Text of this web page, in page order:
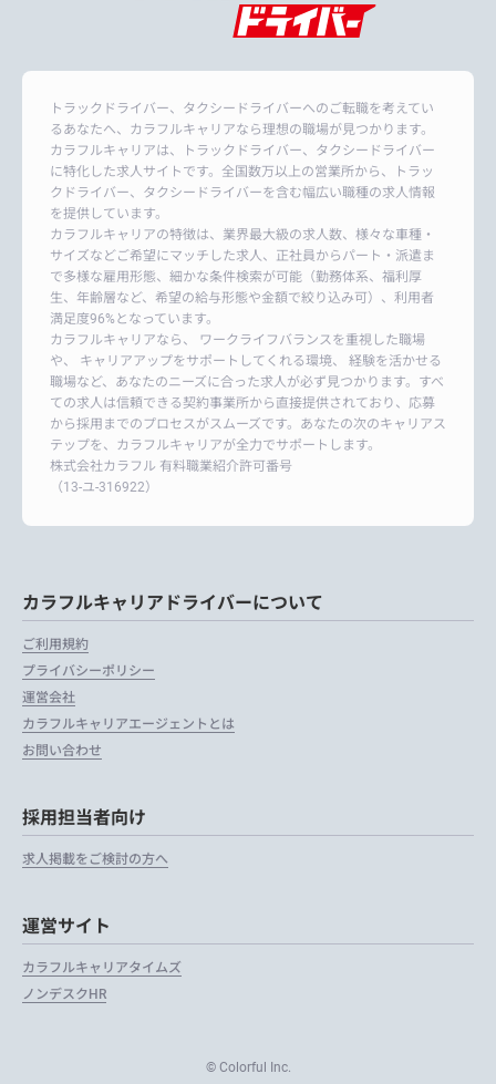
トラックドライバー、タクシードライバーへのご転職を考えてい
るあなたへ、カラフルキャリアなら理想の職場が見つかります。
カラフルキャリアは、トラックドライバー、タクシードライバー
に特化した求人サイトです。全国数万以上の営業所から、トラッ
クドライバー、タクシードライバーを含む幅広い職種の求人情報
を提供しています。
カラフルキャリアの特徴は、業界最大級の求人数、様々な車種・
サイズなどご希望にマッチした求人、正社員からパート・派遣ま
で多様な雇用形態、細かな条件検索が可能（勤務体系、福利厚
生、年齢層など、希望の給与形態や金額で絞り込み可）、利用者
満足度96%となっています。
カラフルキャリアなら、 ワークライフバランスを重視した職場
や、 キャリアアップをサポートしてくれる環境、 経験を活かせる
職場など、あなたのニーズに合った求人が必ず見つかります。すべ
ての求人は信頼できる契約事業所から直接提供されており、応募
から採用までのプロセスがスムーズです。あなたの次のキャリアス
テップを、カラフルキャリアが全力でサポートします。
株式会社カラフル 有料職業紹介許可番号
（13-ユ-316922）
カラフルキャリアドライバーについて
ご利用規約
プライバシーポリシー
運営会社
カラフルキャリアエージェントとは
お問い合わせ
採用担当者向け
求人掲載をご検討の方へ
運営サイト
カラフルキャリアタイムズ
ノンデスクHR
© Colorful Inc.